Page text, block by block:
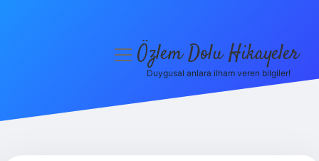
menüyüÖzlem Dolu Hikayeler
Duygusal anlara ilham veren bilgiler!